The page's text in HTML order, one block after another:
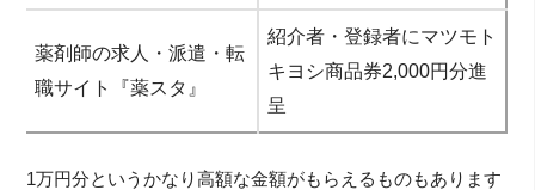
薬剤師の求人・派遣・転
職サイト『薬スタ』
紹介者・登録者にマツモト
キヨシ商品券2,000円分進
呈
1万円分というかなり高額な金額がもらえるものもあります